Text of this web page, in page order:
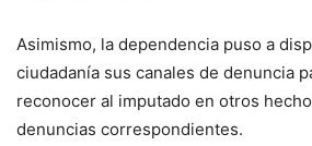
Asimismo, la dependencia puso a
ciudadanía sus canales de denuncia
reconocer al imputado en otros
denuncias correspondientes.